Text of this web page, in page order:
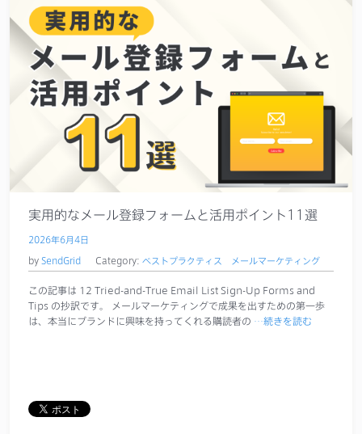
実用的なメール登録フォームと活用ポイント11選
2026年6月4日
by SendGrid Category: ベストプラクティス メールマーケティング
この記事は 12 Tried-and-True Email List Sign-Up Forms and
Tips の抄訳です。 メールマーケティングで成果を出すための第一歩
は、本当にブランドに興味を持ってくれる購読者の …続きを読む